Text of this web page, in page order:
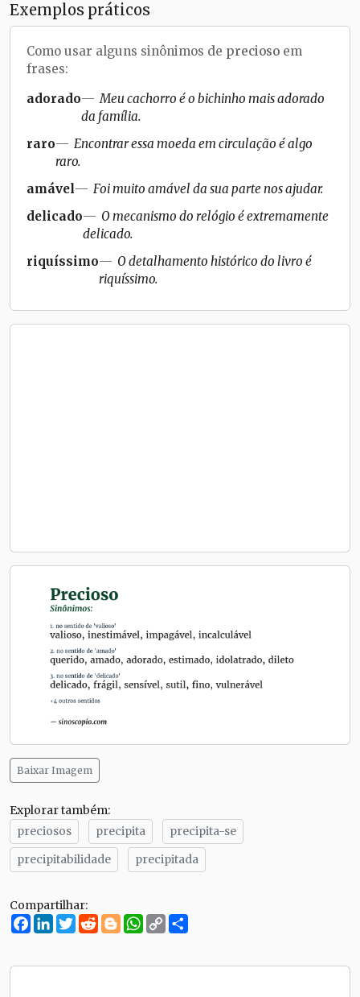
Exemplos práticos
Como usar alguns sinônimos de precioso em
frases:
adorado
Meu cachorro é o bichinho mais adorado
da família.
raro
Encontrar essa moeda em circulação é algo
raro.
amável
Foi muito amável da sua parte nos ajudar.
delicado
O mecanismo do relógio é extremamente
delicado.
riquíssimo
O detalhamento histórico do livro é
riquíssimo.
Baixar Imagem
Explorar também:
preciosos
precipita
precipita-se
precipitabilidade
precipitada
Compartilhar:
Facebook
LinkedIn
Twitter
RedditBloggerWhatsApp
Copy
Link